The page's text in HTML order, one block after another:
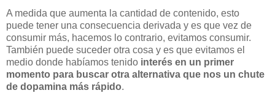
A medida que aumenta la cantidad de contenido, esto
puede tener una consecuencia derivada y es que vez de
consumir más, hacemos lo contrario, evitamos consumir.
También puede suceder otra cosa y es que evitamos el
medio donde habíamos tenido interés en un primer
momento para buscar otra alternativa que nos un chute
de dopamina más rápido.